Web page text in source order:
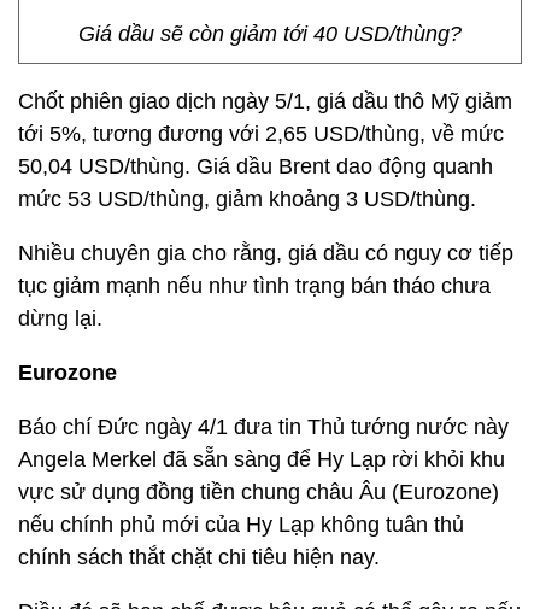
Giá dầu sẽ còn giảm tới 40 USD/thùng?
Chốt phiên giao dịch ngày 5/1, giá dầu thô Mỹ giảm
tới 5%, tương đương với 2,65 USD/thùng, về mức
50,04 USD/thùng. Giá dầu Brent dao động quanh
mức 53 USD/thùng, giảm khoảng 3 USD/thùng.
Nhiều chuyên gia cho rằng, giá dầu có nguy cơ tiếp
tục giảm mạnh nếu như tình trạng bán tháo chưa
dừng lại.
Eurozone
Báo chí Đức ngày 4/1 đưa tin Thủ tướng nước này
Angela Merkel đã sẵn sàng để Hy Lạp rời khỏi khu
vực sử dụng đồng tiền chung châu Âu (Eurozone)
nếu chính phủ mới của Hy Lạp không tuân thủ
chính sách thắt chặt chi tiêu hiện nay.